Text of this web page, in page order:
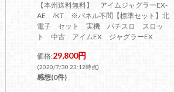
【本州送料無料】 アイムジャグラーEX-
AE /KT ※パネル不問【標準セット】北
電子 セット 実機 パチスロ スロッ
ト 中古 アイムEX ジャグラーEX
価格:29,800円
(2020/7/30 23:12時点)
感想(0件)